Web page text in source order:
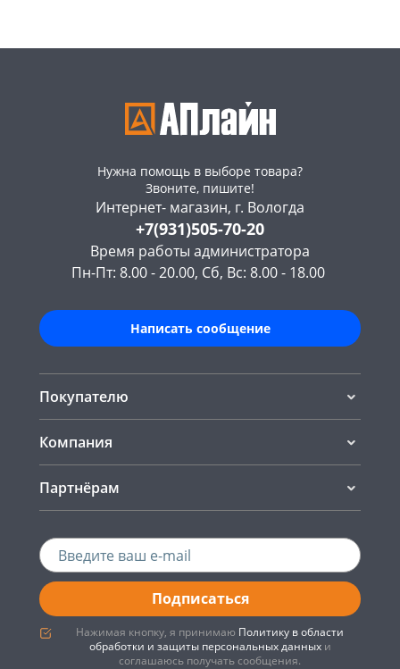
Нужна помощь в выборе товара?
Звоните, пишите!
Интернет- магазин, г. Вологда
+7(931)505-70-20
Время работы администратора
Пн-Пт: 8.00 - 20.00, Сб, Вс: 8.00 - 18.00
Написать сообщение
Покупателю
Компания
Партнёрам
Подписаться
Нажимая кнопку, я принимаю Политику в области
обработки и защиты персональных данныхи
соглашаюсь получать сообщения.